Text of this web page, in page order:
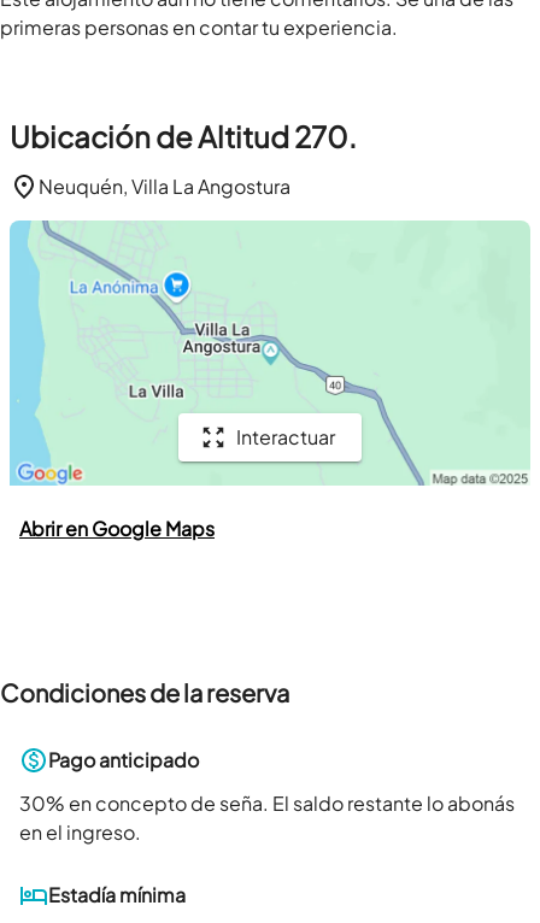
primeras personas en contar tu experiencia.
Ubicación de Altitud 270.
Neuquén, Villa La Angostura
Interactuar
Abrir en Google Maps
Condiciones de la reserva
Pago anticipado
30% en concepto de seña. El saldo restante lo abonás
en el ingreso.
Estadía mínima